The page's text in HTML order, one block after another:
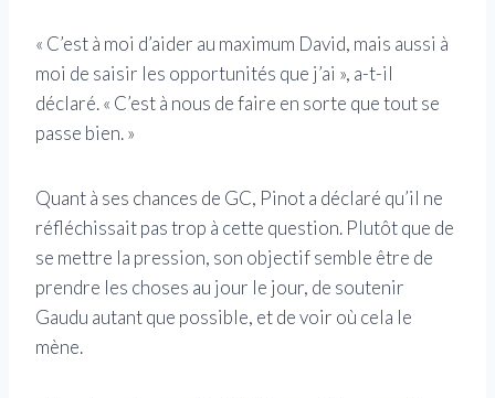
« C’est à moi d’aider au maximum David, mais aussi à
moi de saisir les opportunités que j’ai », a-t-il
déclaré. « C’est à nous de faire en sorte que tout se
passe bien. »
Quant à ses chances de GC, Pinot a déclaré qu’il ne
réfléchissait pas trop à cette question. Plutôt que de
se mettre la pression, son objectif semble être de
prendre les choses au jour le jour, de soutenir
Gaudu autant que possible, et de voir où cela le
mène.